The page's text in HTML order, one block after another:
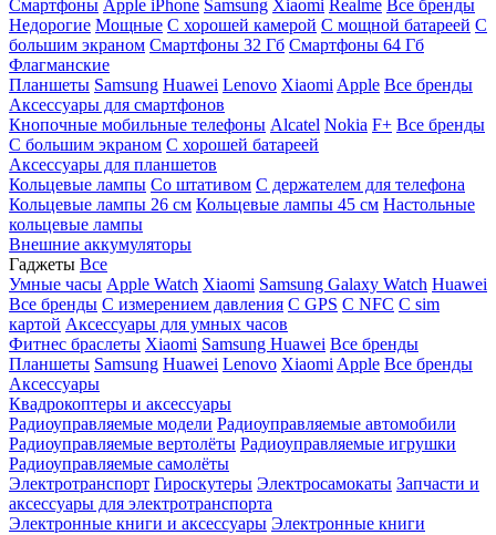
Смартфоны Apple iPhone Samsung Xiaomi Realme Все бренды
Недорогие Мощные С хорошей камерой С мощной батареей С
большим экраном Смартфоны 32 Гб Смартфоны 64 Гб
Флагманские
Планшеты Samsung Huawei Lenovo Xiaomi Apple Все бренды
Аксессуары для смартфонов
Кнопочные мобильные телефоны Alcatel Nokia F+ Все бренды
С большим экраном С хорошей батареей
Аксессуары для планшетов
Кольцевые лампы Со штативом C держателем для телефона
Кольцевые лампы 26 см Кольцевые лампы 45 см Настольные
кольцевые лампы
Внешние аккумуляторы
Гаджеты Все
Умные часы Apple Watch Xiaomi Samsung Galaxy Watch Huawei
Все бренды C измерением давления C GPS C NFC C sim
картой Аксессуары для умных часов
Фитнес браслеты Xiaomi Samsung Huawei Все бренды
Планшеты Samsung Huawei Lenovo Xiaomi Apple Все бренды
Аксессуары
Квадрокоптеры и аксессуары
Радиоуправляемые модели Радиоуправляемые автомобили
Радиоуправляемые вертолёты Радиоуправляемые игрушки
Радиоуправляемые самолёты
Электротранспорт Гироскутеры Электросамокаты Запчасти и
аксессуары для электротранспорта
Электронные книги и аксессуары Электронные книги